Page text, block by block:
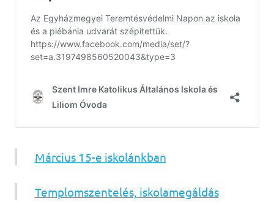
Március 15-e iskolánkban
Templomszentelés, iskolamegáldás